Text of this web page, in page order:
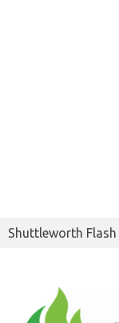
Shuttleworth